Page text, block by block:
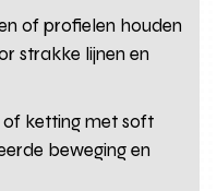
of profielen houden
strakke lijnen en
of ketting met soft
beweging en